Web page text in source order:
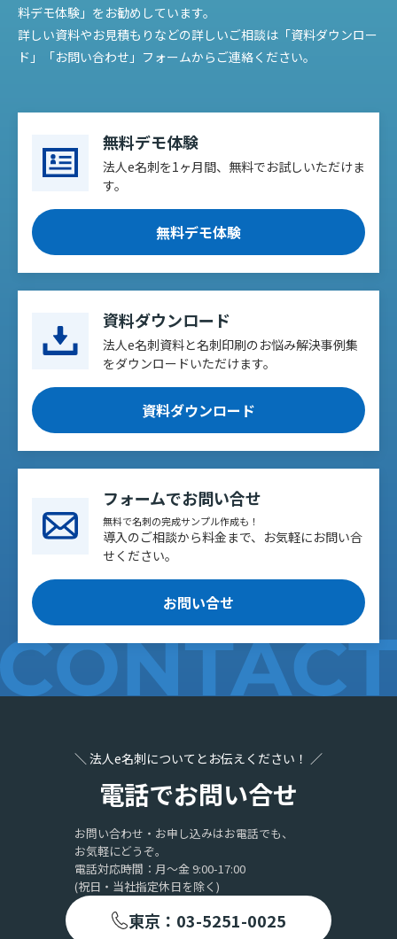
料デモ体験」をお勧めしています。
詳しい資料やお見積もりなどの詳しいご相談は「資料ダウンロー
ド」「お問い合わせ」フォームからご連絡ください。
無料デモ体験
法人e名刺を1ヶ月間、無料でお試しいただけま
す。
無料デモ体験
資料ダウンロード
法人e名刺資料と名刺印刷のお悩み解決事例集
をダウンロードいただけます。
資料ダウンロード
フォームでお問い合せ
無料で名刺の完成サンプル作成も！
導入のご相談から料金まで、お気軽にお問い合
せください。
お問い合せ
＼ 法人e名刺についてとお伝えください！ ／
電話でお問い合せ
お問い合わせ・お申し込みはお電話でも、
お気軽にどうぞ。
電話対応時間：月〜金 9:00-17:00
(祝日・当社指定休日を除く)
東京：03-5251-0025